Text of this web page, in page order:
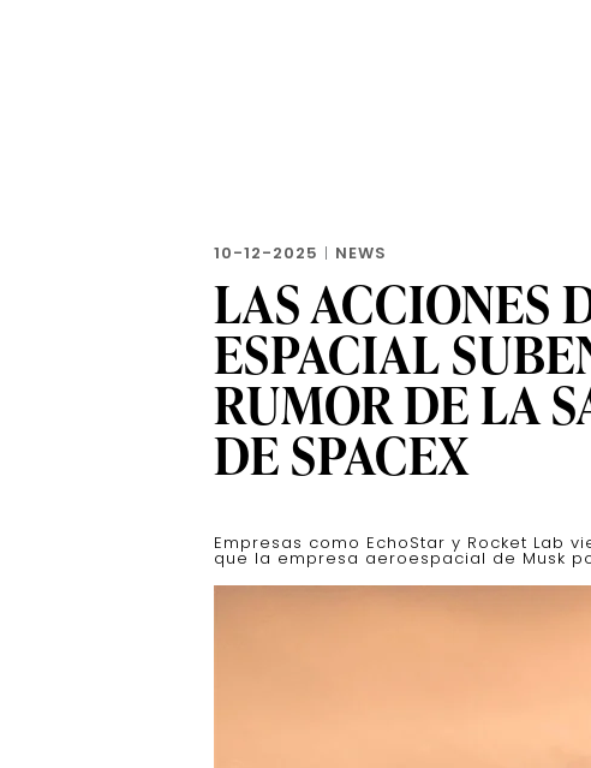
10-12-2025 | NEWS
LAS ACCIONES
ESPACIAL
RUMOR DE LA
DE SPACEX
Empresas como EchoStar y Rocket Lab
que la empresa aeroespacial de Musk